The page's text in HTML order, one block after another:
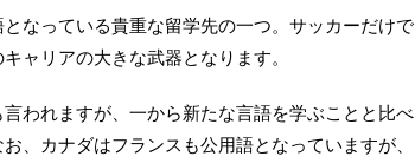
なっている貴重な留学先の一つ。サッカーだけで
ャリアの大きな武器となります。
われますが、一から新たな言語を学ぶことと比べ
、カナダはフランスも公用語となっていますが、